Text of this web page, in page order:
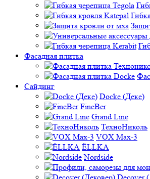
Фасадная плитка
Сайдинг
Docke (Деке)
FineBer
Grand Line
ТехноНиколь
VOX Max-3
ЁLLKA
Nordside